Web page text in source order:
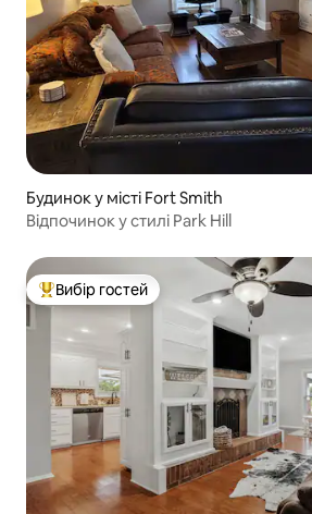
Будинок у місті Fort Smith
Відпочинок у стилі Park Hill
Топ вибір гостей
Вибір гостей